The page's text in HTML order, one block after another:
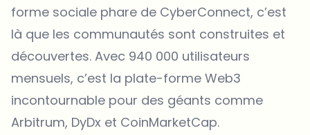
forme sociale phare de CyberConnect, c’est
là que les communautés sont construites et
découvertes. Avec 940 000 utilisateurs
mensuels, c’est la plate-forme Web3
incontournable pour des géants comme
Arbitrum, DyDx et CoinMarketCap.